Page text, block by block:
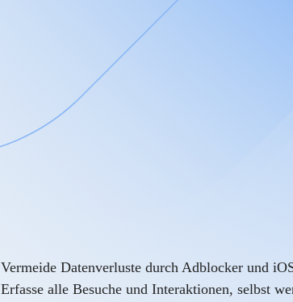
Vermeide Datenverluste durch Adblocker und
Erfasse alle Besuche und Interaktionen, selbst